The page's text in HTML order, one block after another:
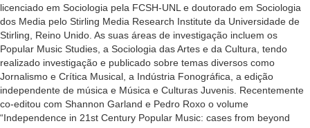
licenciado em Sociologia pela FCSH-UNL e doutorado em Sociologia
dos Media pelo Stirling Media Research Institute da Universidade de
Stirling, Reino Unido. As suas áreas de investigação incluem os
Popular Music Studies, a Sociologia das Artes e da Cultura, tendo
realizado investigação e publicado sobre temas diversos como
Jornalismo e Crítica Musical, a Indústria Fonográfica, a edição
independente de música e Música e Culturas Juvenis. Recentemente
co-editou com Shannon Garland e Pedro Roxo o volume
“Independence in 21st Century Popular Music: cases from beyond